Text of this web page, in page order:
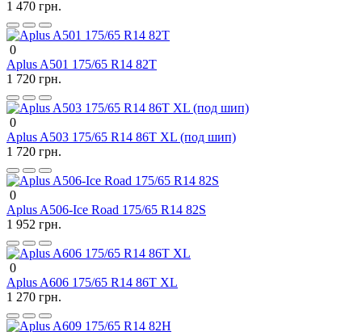
1 470 грн.
0
Aplus A501 175/65 R14 82T
1 720 грн.
0
Aplus A503 175/65 R14 86T XL (под шип)
1 720 грн.
0
Aplus A506-Ice Road 175/65 R14 82S
1 952 грн.
0
Aplus A606 175/65 R14 86T XL
1 270 грн.